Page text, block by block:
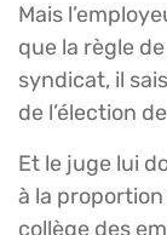
Mais
que la règle
syndicat, il
de l’élection
Et le juge lui
à la
collège des